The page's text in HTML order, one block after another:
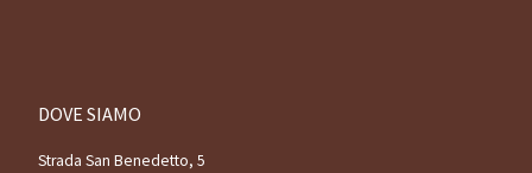
DOVE SIAMO
Strada San Benedetto, 5